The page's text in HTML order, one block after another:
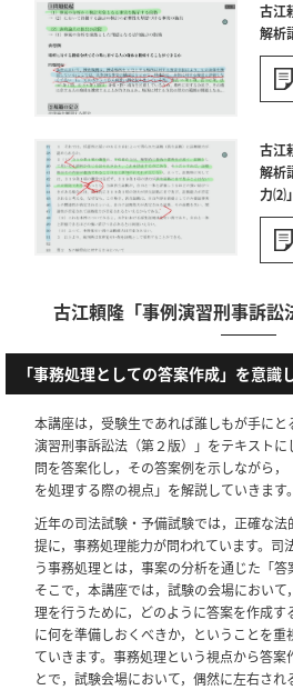
古江
解析
古江
解析
力⑵」
古江頼隆「事例演習刑事訴訟
「事務処理としての答案作成」を意識
本講座は，受験生であれば誰しもが手に
演習刑事訴訟法（第２版）」をテキスト
問を答案化し，その答案例を示しながら
を処理する際の視点」を解説していきます。
近年の司法試験・予備試験では，正確な
提に，事務処理能力が問われています。司
う事務処理とは，事案の分析を通じた「答
そこで，本講座では，試験の会場におい
理を行うために，どのように答案を作成
に何を準備しおくべきか，ということを
ていきます。事務処理という視点から答案
とで，試験会場において，偶然に左右さ